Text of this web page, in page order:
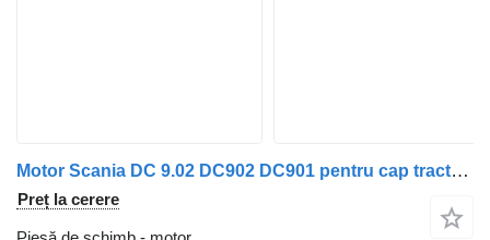
Motor Scania DC 9.02 DC902 DC901 pentru cap tractor Scania F94, G230, K94, L94, N94, OmniCity, P, R, Series – D230, T94
Preț la cerere